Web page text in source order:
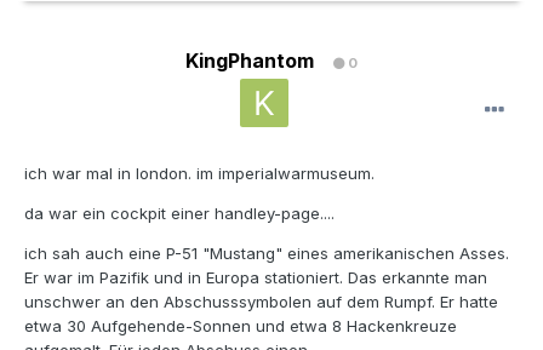
KingPhantom 0
ich war mal in london. im imperialwarmuseum.
da war ein cockpit einer handley-page....
ich sah auch eine P-51 "Mustang" eines amerikanischen Asses.
Er war im Pazifik und in Europa stationiert. Das erkannte man
unschwer an den Abschusssymbolen auf dem Rumpf. Er hatte
etwa 30 Aufgehende-Sonnen und etwa 8 Hackenkreuze